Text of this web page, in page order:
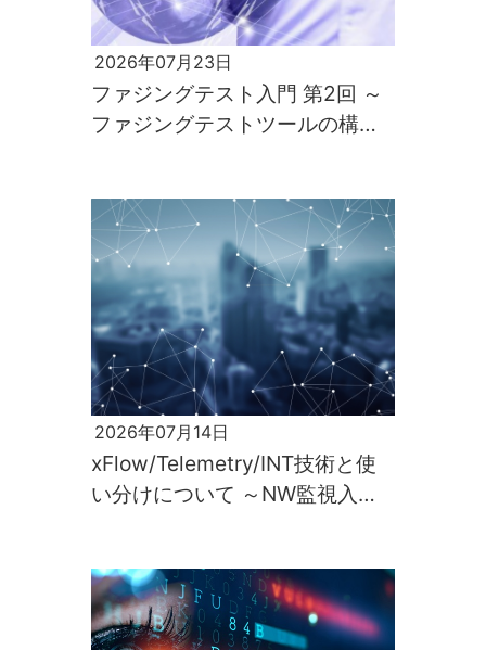
2026年07月23日
ファジングテスト入門 第2回 ～
ファジングテストツールの構築
2026年07月14日
xFlow/Telemetry/INT技術と使
い分けについて ～NW監視入門